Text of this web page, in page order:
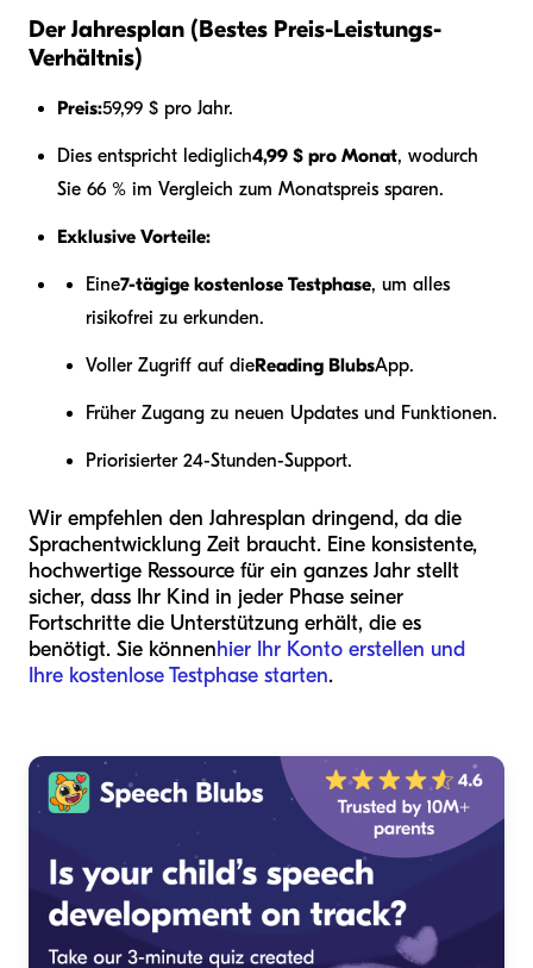
Der Jahresplan (Bestes Preis-Leistungs-
Verhältnis)
Preis:59,99 $ pro Jahr.
Dies entspricht lediglich4,99 $ pro Monat, wodurch
Sie 66 % im Vergleich zum Monatspreis sparen.
Exklusive Vorteile:
Eine7-tägige kostenlose Testphase, um alles
risikofrei zu erkunden.
Voller Zugriff auf dieReading BlubsApp.
Früher Zugang zu neuen Updates und Funktionen.
Priorisierter 24-Stunden-Support.
Wir empfehlen den Jahresplan dringend, da die
Sprachentwicklung Zeit braucht. Eine konsistente,
hochwertige Ressource für ein ganzes Jahr stellt
sicher, dass Ihr Kind in jeder Phase seiner
Fortschritte die Unterstützung erhält, die es
benötigt. Sie könnenhier Ihr Konto erstellen und
Ihre kostenlose Testphase starten.